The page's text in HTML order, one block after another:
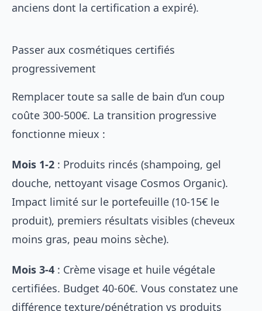
anciens dont la certification a expiré).
Passer aux cosmétiques certifiés
progressivement
Remplacer toute sa salle de bain d’un coup
coûte 300-500€. La transition progressive
fonctionne mieux :
Mois 1-2 : Produits rincés (shampoing, gel
douche, nettoyant visage Cosmos Organic).
Impact limité sur le portefeuille (10-15€ le
produit), premiers résultats visibles (cheveux
moins gras, peau moins sèche).
Mois 3-4 : Crème visage et huile végétale
certifiées. Budget 40-60€. Vous constatez une
différence texture/pénétration vs produits